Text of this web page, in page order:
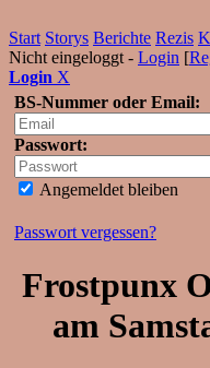
Start Storys Berichte Rezis
Nicht eingeloggt - Login [
Login X
BS-Nummer oder Email:
Passwort:
Angemeldet bleiben
Passwort vergessen?
Frostpunx
am